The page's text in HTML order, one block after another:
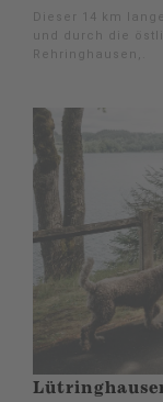
Dieser 14 km
und durch die
Rehringhausen,.